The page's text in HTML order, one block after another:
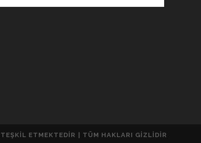
ETMEKTEDIR | TÜM HAKLARI GIZLIDIR